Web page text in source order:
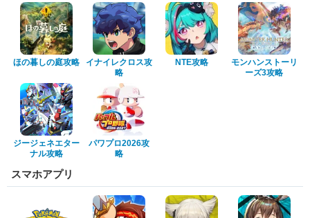
ほの暮しの庭攻略
イナイレクロス攻
略
NTE攻略
モンハンストーリ
ーズ3攻略
ジージェネエター
ナル攻略
パワプロ2026攻
略
スマホアプリ